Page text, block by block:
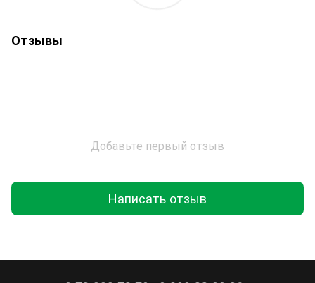
Отзывы
Добавьте первый отзыв
Написать отзыв